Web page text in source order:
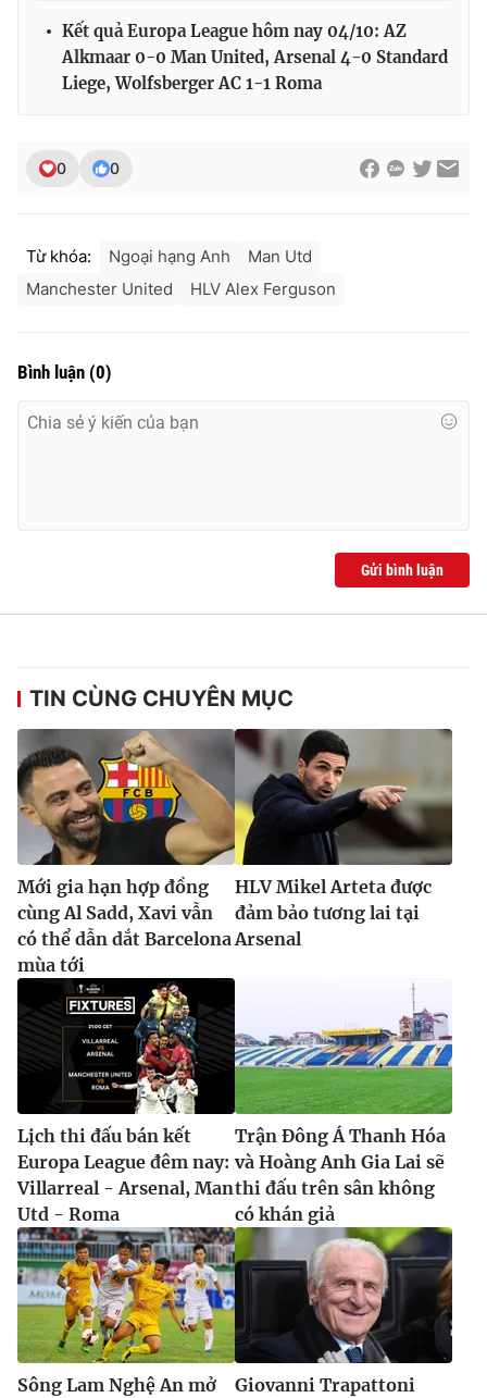
Cơ quan chủ quản:
Đài Truyền hình Việt Nam
Tổng Biên tập:
Phó Tổng Biên tập:Nguyễn Thị Mỹ Hạnh, Phạm Quốc Thắng,
® Cấm sao chép dưới mọi hình thức nếu không có sự chấp
thuận bằng văn bản. Ghi rõ nguồn VTV.vn khi phát hành lại
thông tin từ website này.
Kết quả Europa League hôm nay 04/10: AZ
Alkmaar 0-0 Man United, Arsenal 4-0 Standard
Liege, Wolfsberger AC 1-1 Roma
0 0
Từ khóa: Ngoại hạng Anh
Man Utd
Manchester United
HLV Alex Ferguson
Bình luận (0)
Gửi bình luận
TIN CÙNG CHUYÊN MỤC
Mới gia hạn hợp đồng
cùng Al Sadd, Xavi vẫn
có thể dẫn dắt Barcelona
mùa tới
HLV Mikel Arteta được
đảm bảo tương lai tại
Arsenal
Lịch thi đấu bán kết
Europa League đêm nay:
Villarreal - Arsenal, Man
Utd - Roma
Trận Đông Á Thanh Hóa
và Hoàng Anh Gia Lai sẽ
thi đấu trên sân không
có khán giả
Sông Lam Nghệ An mở
Giovanni Trapattoni